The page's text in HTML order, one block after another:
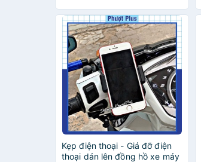
Kẹp điện thoại - Giá đỡ điện
thoại dán lên đồng hồ xe máy